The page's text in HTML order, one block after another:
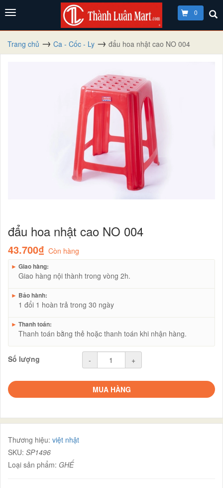
0
Trang chủ Ca - Cốc - Ly đẩu hoa nhật cao NO 004
đẩu hoa nhật cao NO 004
43.700₫ Còn hàng
► Giao hàng:
Giao hàng nội thành trong vòng 2h.
► Bảo hành:
1 đổi 1 hoàn trả trong 30 ngày
► Thanh toán:
Thanh toán bằng thẻ hoặc thanh toán khi nhận hàng.
Số lượng - +
MUA HÀNG
Thương hiệu: việt nhật
SKU: SP1496
Loại sản phẩm: GHẾ